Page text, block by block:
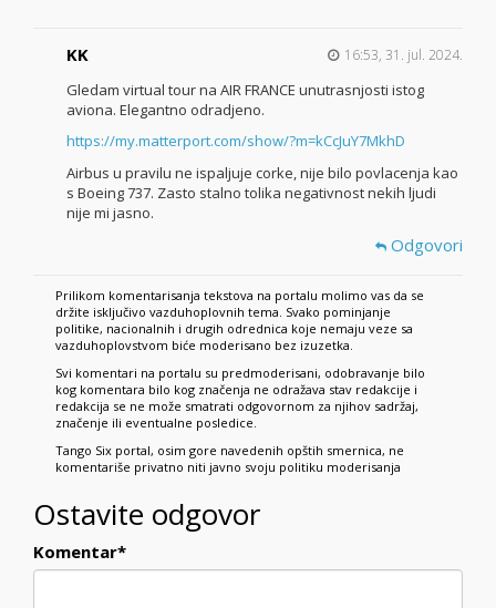
KK 16:53, 31. jul. 2024.
Gledam virtual tour na AIR FRANCE unutrasnjosti istog
aviona. Elegantno odradjeno.
https://my.matterport.com/show/?m=kCcJuY7MkhD
Airbus u pravilu ne ispaljuje corke, nije bilo povlacenja kao
s Boeing 737. Zasto stalno tolika negativnost nekih ljudi
nije mi jasno.
Odgovori
Prilikom komentarisanja tekstova na portalu molimo vas da se
držite isključivo vazduhoplovnih tema. Svako pominjanje
politike, nacionalnih i drugih odrednica koje nemaju veze sa
vazduhoplovstvom biće moderisano bez izuzetka.
Svi komentari na portalu su predmoderisani, odobravanje bilo
kog komentara bilo kog značenja ne odražava stav redakcije i
redakcija se ne može smatrati odgovornom za njihov sadržaj,
značenje ili eventualne posledice.
Tango Six portal, osim gore navedenih opštih smernica, ne
komentariše privatno niti javno svoju politiku moderisanja
Ostavite odgovor
Komentar*